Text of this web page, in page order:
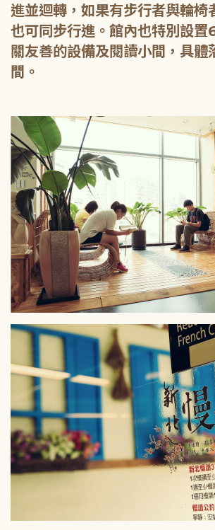
進並迴轉，如果有步行者與輪椅
也可同步行進。館內也特別設置
關友善的設備及閱讀小間，具體
間。